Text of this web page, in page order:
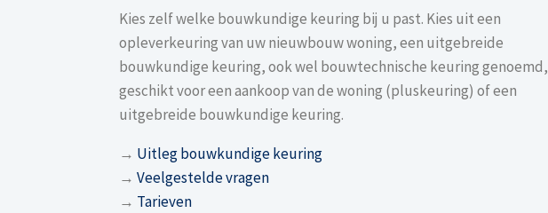
Kies zelf welke bouwkundige keuring bij u past. Kies uit een
opleverkeuring van uw nieuwbouw woning, een uitgebreide
bouwkundige keuring, ook wel bouwtechnische keuring genoemd,
geschikt voor een aankoop van de woning (pluskeuring) of een
uitgebreide bouwkundige keuring.
→ Uitleg bouwkundige keuring
→Veelgestelde vragen
→ Tarieven